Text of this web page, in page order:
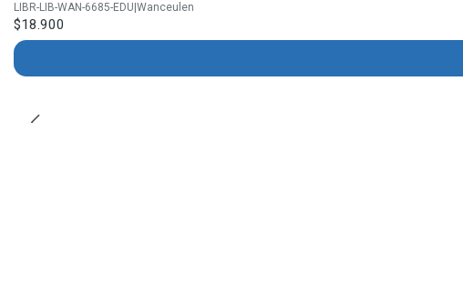
LIBR-LIB-WAN-6685-EDU Wanceulen
$18.900